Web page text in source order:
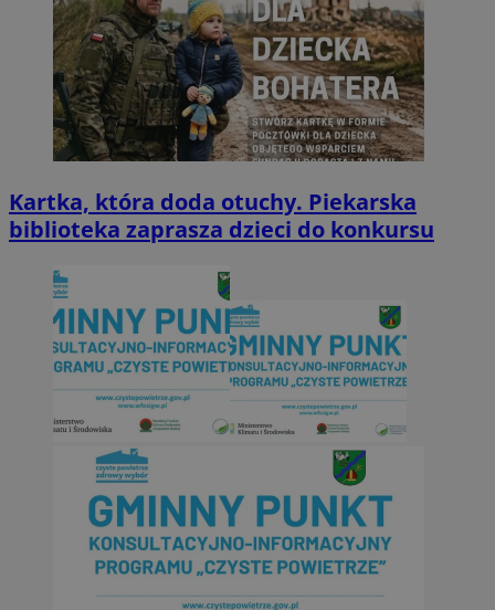
Kartka, która doda otuchy. Piekarska
biblioteka zaprasza dzieci do konkursu